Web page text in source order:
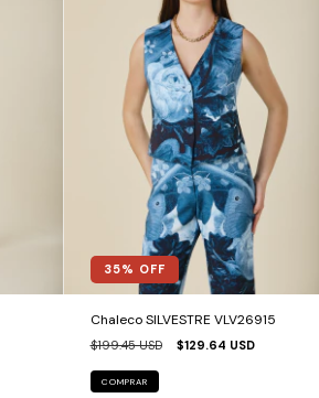
35% OFF
Chaleco SILVESTRE VLV26915
$199.45 USD $129.64 USD
COMPRAR